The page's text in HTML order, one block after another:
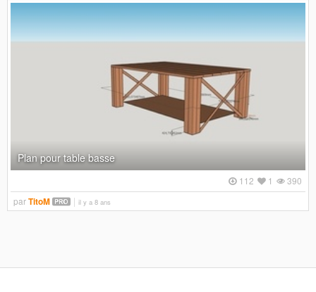
Plan pour table basse
390
1
112
parTitoM il y a 8 ans